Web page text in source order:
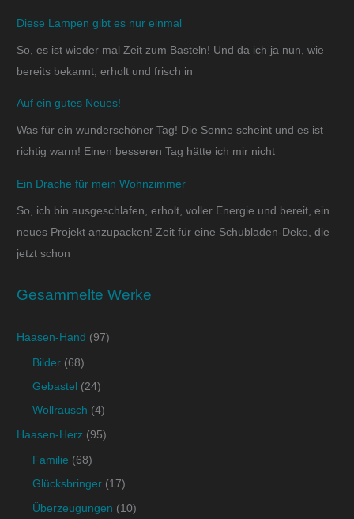
Diese Lampen gibt es nur einmal
So, es ist wieder mal Zeit zum Basteln! Und da ich ja nun, wie
bereits bekannt, erholt und frisch in
Auf ein gutes Neues!
Was für ein wunderschöner Tag! Die Sonne scheint und es ist
richtig warm! Einen besseren Tag hätte ich mir nicht
Ein Drache für mein Wohnzimmer
So, ich bin ausgeschlafen, erholt, voller Energie und bereit, ein
neues Projekt anzupacken! Zeit für eine Schubladen-Deko, die
jetzt schon
Gesammelte Werke
Haasen-Hand (97)
Bilder (68)
Gebastel (24)
Wollrausch (4)
Haasen-Herz (95)
Familie (68)
Glücksbringer (17)
Überzeugungen (10)